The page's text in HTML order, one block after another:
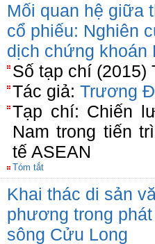
Mối quan hệ giữa
cổ phiếu: Nghiên
dịch chứng khoán
Số tạp chí (2015)
Tác giả: Trương
Tạp chí: Chiến
Nam trong tiến
tế ASEAN
Tóm tắt
Khai thác di sản
phương trong
sông Cửu Long